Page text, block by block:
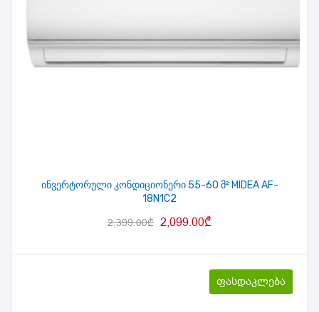
ინვერტორული კონდიციონერი 55-60 მ² MIDEA AF-
18N1C2
2,399.00₾ 2,099.00₾
ფასდაკლება